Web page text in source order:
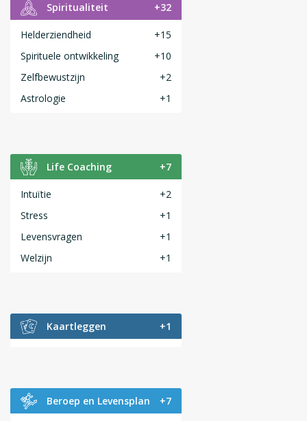
Spiritualiteit +32
Helderziendheid
+15
Spirituele ontwikkeling
+10
Zelfbewustzijn
+2
Astrologie
+1
Life Coaching +7
Intuïtie
+2
Stress
+1
Levensvragen
+1
Welzijn
+1
Kaartleggen +1
Beroep en Levensplan +7